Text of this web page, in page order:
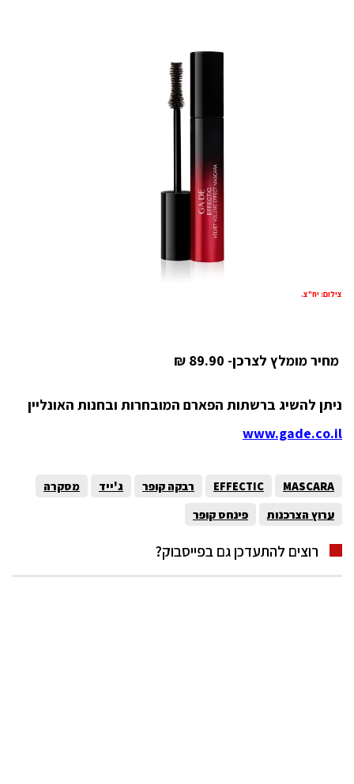
צילום: יח"צ.
מחיר מומלץ לצרכן- 89.90 ₪
ניתן להשיג ברשתות הפארם המובחרות ובחנות האונליין
www.gade.co.il
EFFECTIC MASCARA רבקה קופר ג'ייד
מסקרה
ערוץ הצרכנות
פינחס קופר
רוצים להתעדכן גם בפייסבוק?